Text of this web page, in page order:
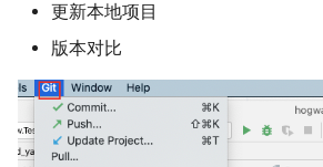
更新本地项目
版本对比